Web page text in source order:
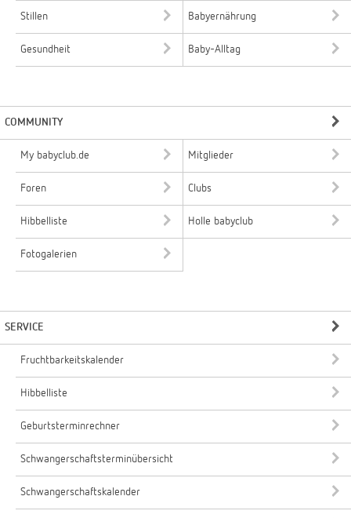
Stillen Babyernährung
Gesundheit Baby-Alltag
COMMUNITY
My babyclub.de Mitglieder
Foren Clubs
Hibbelliste Holle babyclub
Fotogalerien
SERVICE
Fruchtbarkeitskalender
Hibbelliste
Geburtsterminrechner
Schwangerschaftsterminübersicht
Schwangerschaftskalender